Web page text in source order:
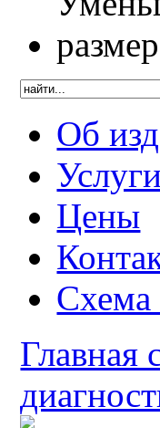
Об
Услуги
Цены
Схема
Главная